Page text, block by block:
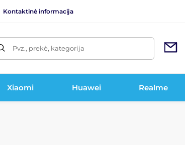
Kontaktinė informacija
Pvz., prekė, kategorija
Xiaomi Huawei Realme